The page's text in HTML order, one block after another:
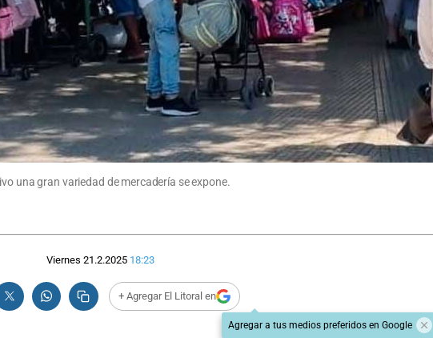
una gran variedad de mercadería se expone.
Viernes 21.2.2025 18:23
+ Agregar El Litoral en
Agregar a tus medios preferidos en Google